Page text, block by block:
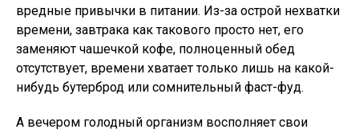
вредные привычки в питании. Из-за острой нехватки
времени, завтрака как такового просто нет, его
заменяют чашечкой кофе, полноценный обед
отсутствует, времени хватает только лишь на какой-
нибудь бутерброд или сомнительный фаст-фуд.
А вечером голодный организм восполняет свои